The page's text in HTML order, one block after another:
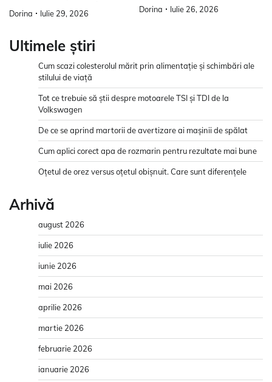
Dorina Iulie 29, 2026 Dorina Iulie 26, 2026
Ultimele știri
Cum scazi colesterolul mărit prin alimentație și schimbări ale
stilului de viață
Tot ce trebuie să știi despre motoarele TSI și TDI de la
Volkswagen
De ce se aprind martorii de avertizare ai mașinii de spălat
Cum aplici corect apa de rozmarin pentru rezultate mai bune
Oțetul de orez versus oțetul obișnuit. Care sunt diferențele
Arhivă
august 2026
iulie 2026
iunie 2026
mai 2026
aprilie 2026
martie 2026
februarie 2026
ianuarie 2026